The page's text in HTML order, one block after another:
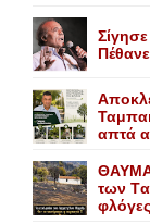
απτά
ΘΑΥΜΑ
των
φλόγες